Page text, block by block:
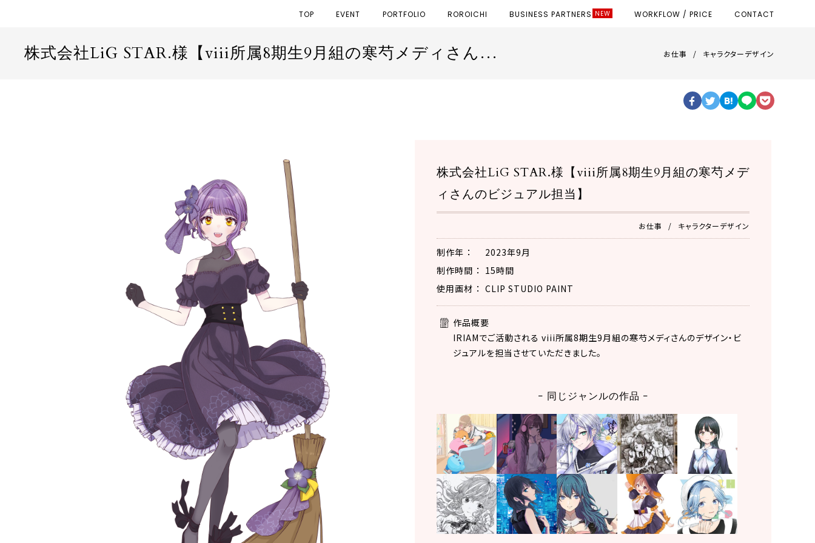
TOP EVENT PORTFOLIO ROROICHI BUSINESS PARTNERS WORKFLOW / PRICE CONTACT
株式会社LiG STAR.様【viii所属8期生9月組の寒芍メディさんのビジュアル担当】 お仕事 キャラクターデザイン
株式会社LiG STAR.様【viii所属8期生9月組の寒芍メデ
ィさんのビジュアル担当】
お仕事 キャラクターデザイン
制作年
2023年9月
制作時間
15時間
使用画材
CLIP STUDIO PAINT
作品概要
IRIAMでご活動される viii所属8期生9月組の寒芍メディさんのデザイン・ビ
ジュアルを担当させていただきました。
同じジャンルの作品